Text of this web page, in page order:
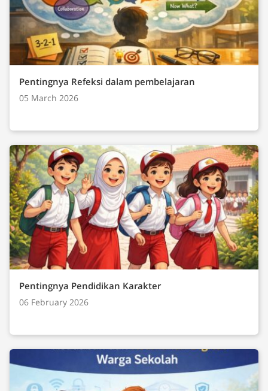
Pentingnya Refeksi dalam pembelajaran
05 March 2026
Pentingnya Pendidikan Karakter
06 February 2026